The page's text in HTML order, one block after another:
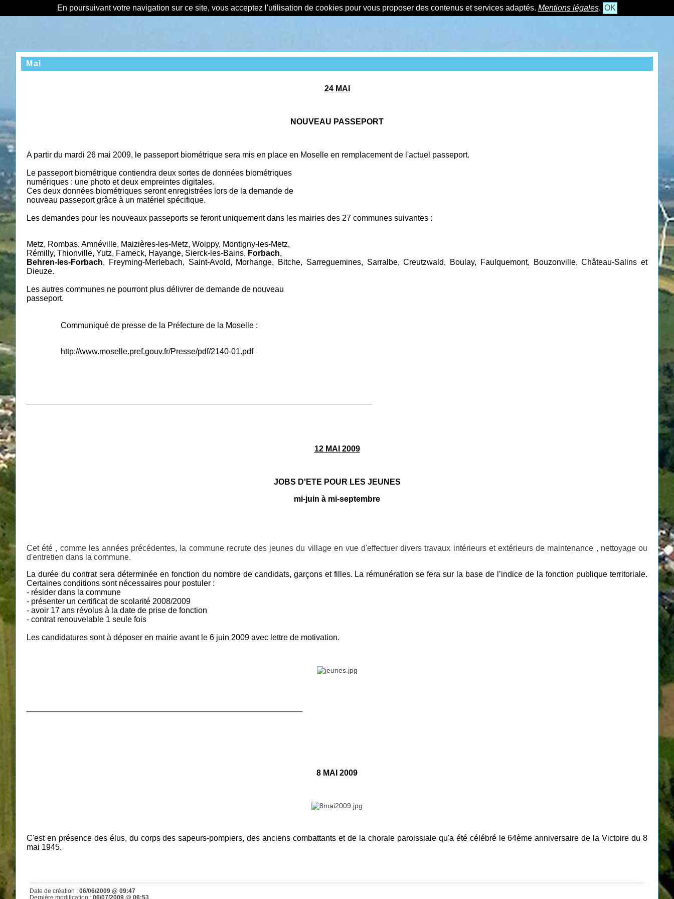
En poursuivant votre navigation sur ce site, vous acceptez l'utilisation de cookies pour vous proposer des contenus et services adaptés. Mentions légales. OK
Mai
24 MAI
NOUVEAU PASSEPORT
A partir du mardi 26 mai 2009, le passeport biométrique sera mis en place en Moselle en remplacement de l'actuel passeport.
Le passeport biométrique contiendra deux sortes de données biométriques
numériques : une photo et deux empreintes digitales.
Ces deux données biométriques seront enregistrées lors de la demande de
nouveau passeport grâce à un matériel spécifique.
Les demandes pour les nouveaux passeports se feront uniquement dans les mairies des 27 communes suivantes :
Metz, Rombas, Amnéville, Maizières-les-Metz, Woippy, Montigny-les-Metz,
Rémilly, Thionville, Yutz, Fameck, Hayange, Sierck-les-Bains, Forbach,
Behren-les-Forbach, Freyming-Merlebach, Saint-Avold, Morhange, Bitche, Sarreguemines, Sarralbe, Creutzwald, Boulay, Faulquemont, Bouzonville, Château-Salins et
Dieuze.
Les autres communes ne pourront plus délivrer de demande de nouveau
passeport.
Communiqué de presse de la Préfecture de la Moselle :
http://www.moselle.pref.gouv.fr/Presse/pdf/2140-01.pdf
12 MAI 2009
JOBS D'ETE POUR LES JEUNES
mi-juin à mi-septembre
Cet été , comme les années précédentes, la commune recrute des jeunes du village en vue d'effectuer divers travaux intérieurs et extérieurs de maintenance , nettoyage ou
d'entretien dans la commune.
La durée du contrat sera déterminée en fonction du nombre de candidats, garçons et filles. La rémunération se fera sur la base de l’indice de la fonction publique territoriale.
Certaines conditions sont nécessaires pour postuler :
- résider dans la commune
- présenter un certificat de scolarité 2008/2009
- avoir 17 ans révolus à la date de prise de fonction
- contrat renouvelable 1 seule fois
Les candidatures sont à déposer en mairie avant le 6 juin 2009 avec lettre de motivation.
8 MAI 2009
C'est en présence des élus, du corps des sapeurs-pompiers, des anciens combattants et de la chorale paroissiale qu'a été célébré le 64ème anniversaire de la Victoire du 8
mai 1945.
Date de création : 06/06/2009 @ 09:47
Dernière modification : 06/07/2009 @ 06:53